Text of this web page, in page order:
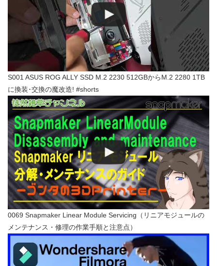
S001 ASUS ROG ALLY SSD M.2 2230 512GBからM.2 2280 1TB
に換装･交換の魔改造! #shorts
0069 Snapmaker Linear Module Servicing（リニアモジュールの
メンテナンス・修理の作業手順と注意点）